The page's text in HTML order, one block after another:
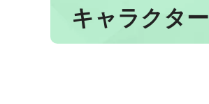
キャラクター